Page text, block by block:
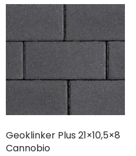
Geoklinker Plus 21×10,5×8
Cannobio